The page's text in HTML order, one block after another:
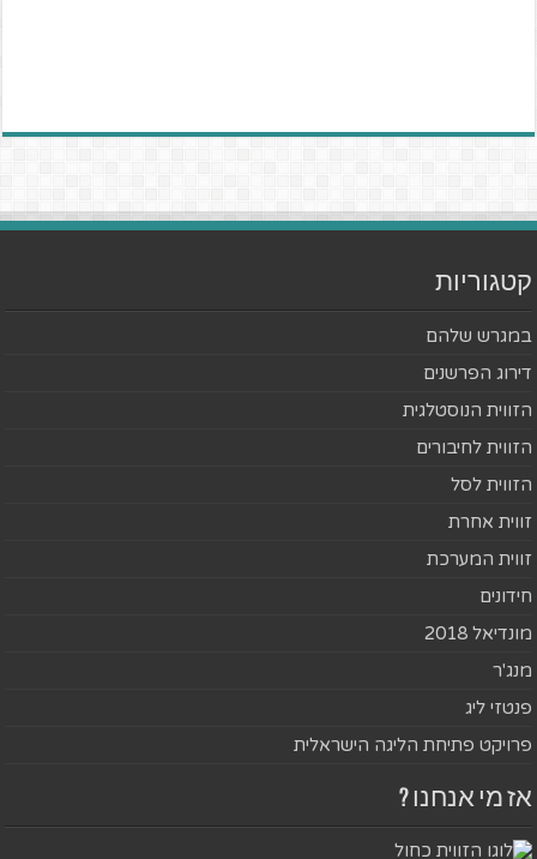
קטגוריות
במגרש שלהם
דירוג הפרשנים
הזווית הנוסטלגית
הזווית לחיבורים
הזווית לסל
זווית אחרת
זווית המערכת
חידונים
מונדיאל 2018
מנג'ר
פנטזי ליג
פרויקט פתיחת הליגה הישראלית
אז מי אנחנו ?